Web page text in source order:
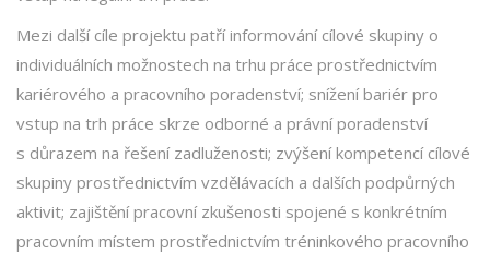
Mezi další cíle projektu patří informování cílové skupiny o
individuálních možnostech na trhu práce prostřednictvím
kariérového a pracovního poradenství; snížení bariér pro
vstup na trh práce skrze odborné a právní poradenství
s důrazem na řešení zadluženosti; zvýšení kompetencí cílové
skupiny prostřednictvím vzdělávacích a dalších podpůrných
aktivit; zajištění pracovní zkušenosti spojené s konkrétním
pracovním místem prostřednictvím tréninkového pracovního